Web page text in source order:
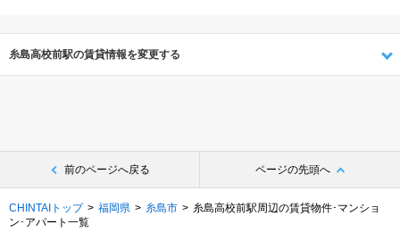
糸島高校前駅の賃貸情報を変更する
前のページへ戻る ページの先頭へ
CHINTAIトップ 福岡県 糸島市
糸島高校前駅周辺の賃貸物件･マンショ
ン･アパート一覧